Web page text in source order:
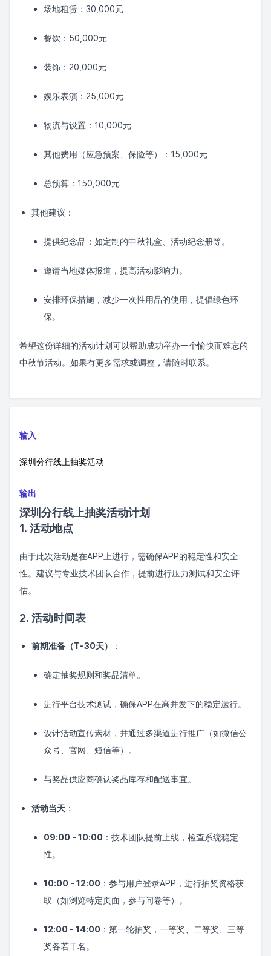
场地租赁：30,000元
餐饮：50,000元
装饰：20,000元
娱乐表演：25,000元
物流与设置：10,000元
其他费用（应急预案、保险等）：15,000元
总预算：150,000元
其他建议：
提供纪念品：如定制的中秋礼盒、活动纪念册等。
邀请当地媒体报道，提高活动影响力。
安排环保措施，减少一次性用品的使用，提倡绿色环
保。
希望这份详细的活动计划可以帮助成功举办一个愉快而难忘的
中秋节活动。如果有更多需求或调整，请随时联系。
输入
深圳分行线上抽奖活动
输出
深圳分行线上抽奖活动计划
1. 活动地点
由于此次活动是在APP上进行，需确保APP的稳定性和安全
性。建议与专业技术团队合作，提前进行压力测试和安全评
估。
2. 活动时间表
前期准备（T-30天） ：
确定抽奖规则和奖品清单。
进行平台技术测试，确保APP在高并发下的稳定运行。
设计活动宣传素材，并通过多渠道进行推广（如微信公
众号、官网、短信等）。
与奖品供应商确认奖品库存和配送事宜。
活动当天 ：
09:00 - 10:00 ：技术团队提前上线，检查系统稳定
性。
10:00 - 12:00 ：参与用户登录APP，进行抽奖资格获
取（如浏览特定页面，参与问卷等）。
12:00 - 14:00 ：第一轮抽奖，一等奖、二等奖、三等
奖各若干名。